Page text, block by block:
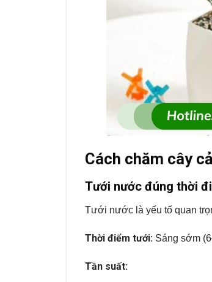
Cách chăm cây
Tưới nước đúng thời
Tưới nước là yếu tố quan
Thời điểm tưới: Sáng sớm
Tần suất: